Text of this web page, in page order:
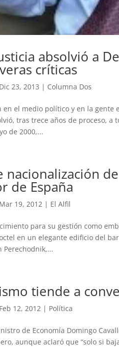
absolvió a
críticas
Dic 23, 2013 | Columna Dos
en el medio político y en la
tras trece años de proceso, a
de 2000,...
nacionalización
de España
Mar 19, 2012 | El Alfil
para su gestión como
en un elegante edificio del
Perechodnik,...
tiende a
Feb 12, 2012 | Política
de Economía Domingo
aunque aclaró que “solo si